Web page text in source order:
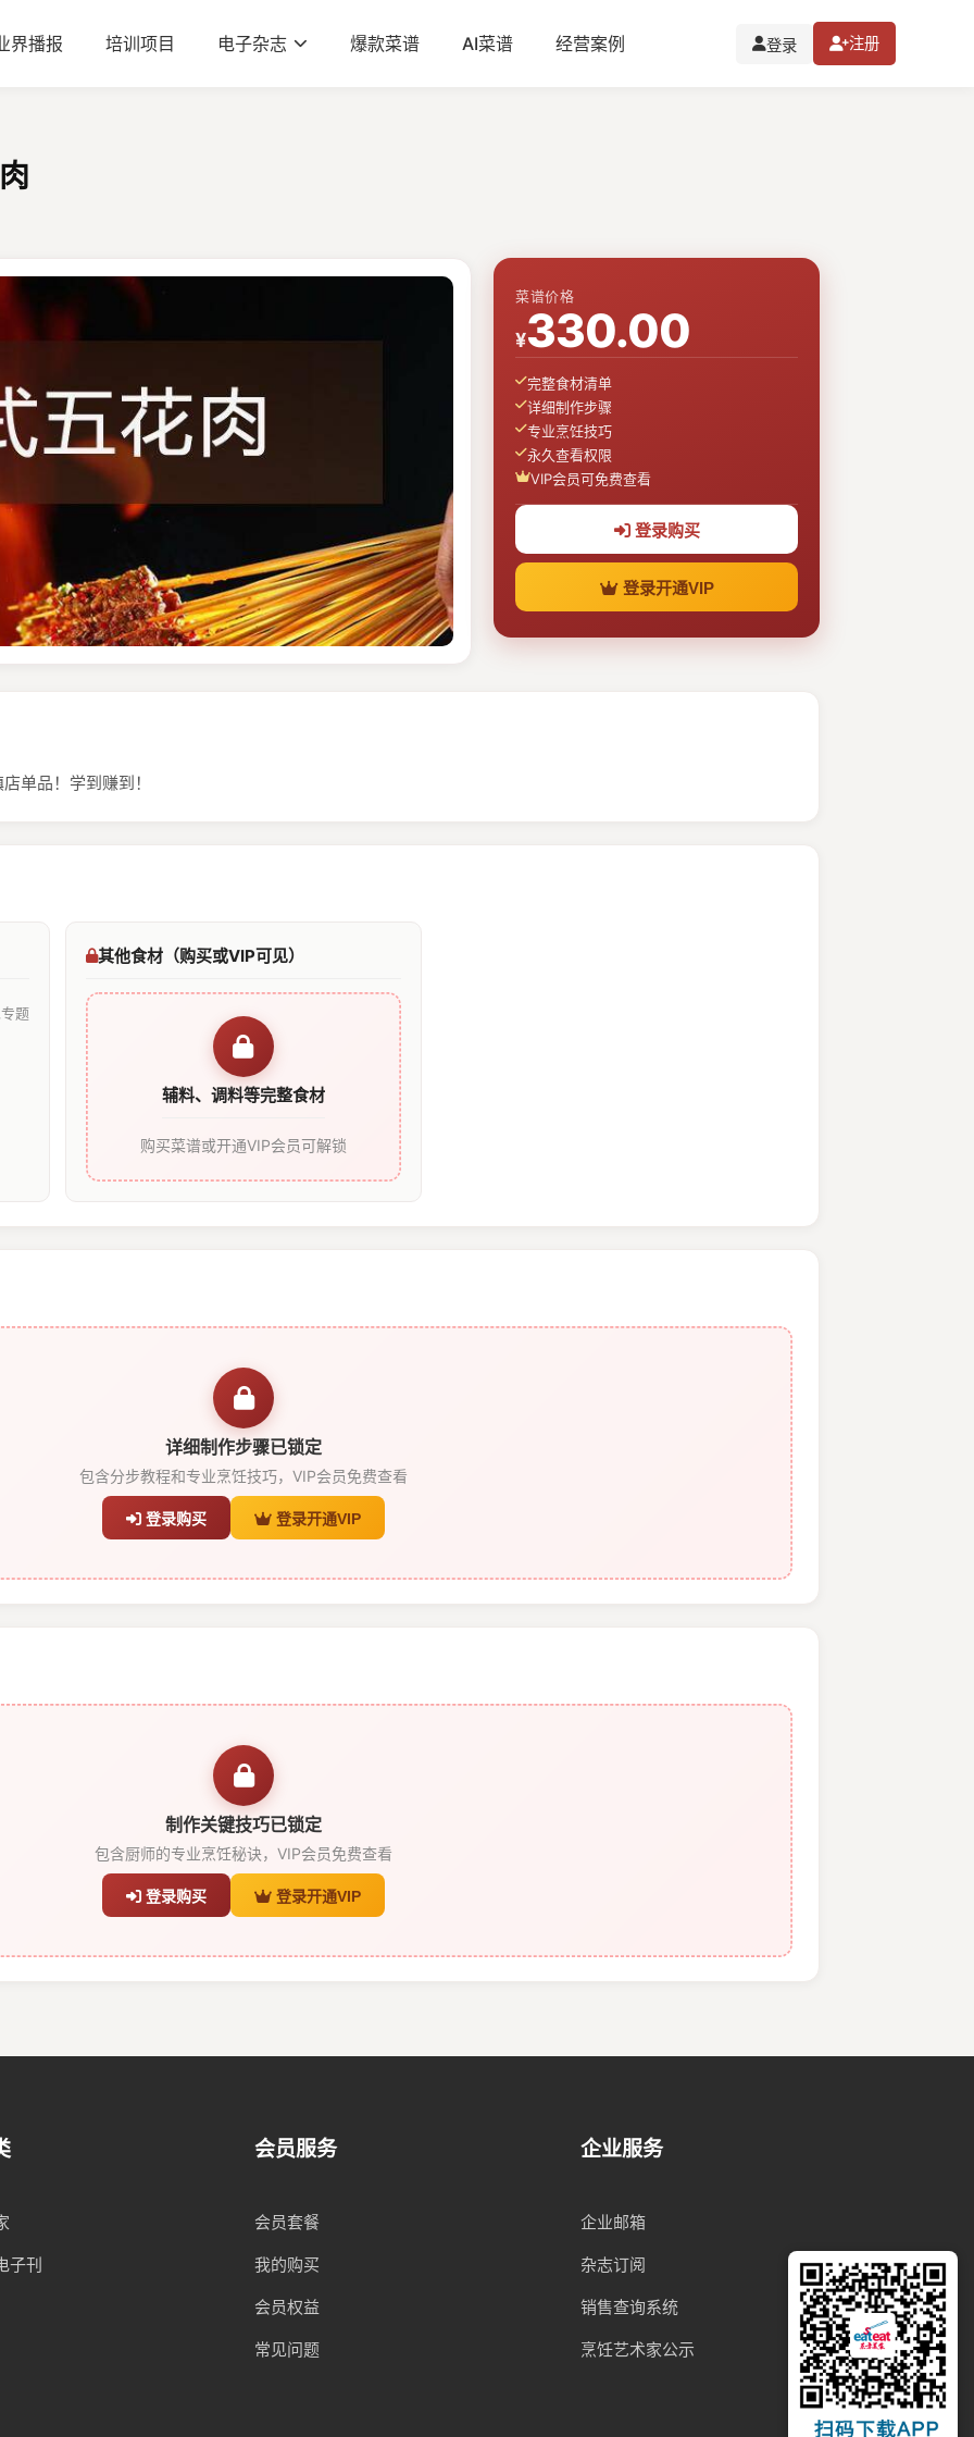
界播报 培训项目 电子杂志 爆款菜谱 AI菜谱 经营案例 登录 注册
菜谱价格
¥330.00
完整食材清单
详细制作步骤
专业烹饪技巧
永久查看权限
VIP会员可免费查看
登录购买
登录开通VIP
单品！学到赚到！
题
其他食材（购买或VIP可见）
辅料、调料等完整食材
购买菜谱或开通VIP会员可解锁
详细制作步骤已锁定
包含分步教程和专业烹饪技巧，VIP会员免费查看
登录购买 登录开通VIP
制作关键技巧已锁定
包含厨师的专业烹饪秘诀，VIP会员免费查看
登录购买 登录开通VIP
子刊
会员服务
会员套餐
我的购买
会员权益
常见问题
企业服务
企业邮箱
杂志订阅
销售查询系统
烹饪艺术家公示